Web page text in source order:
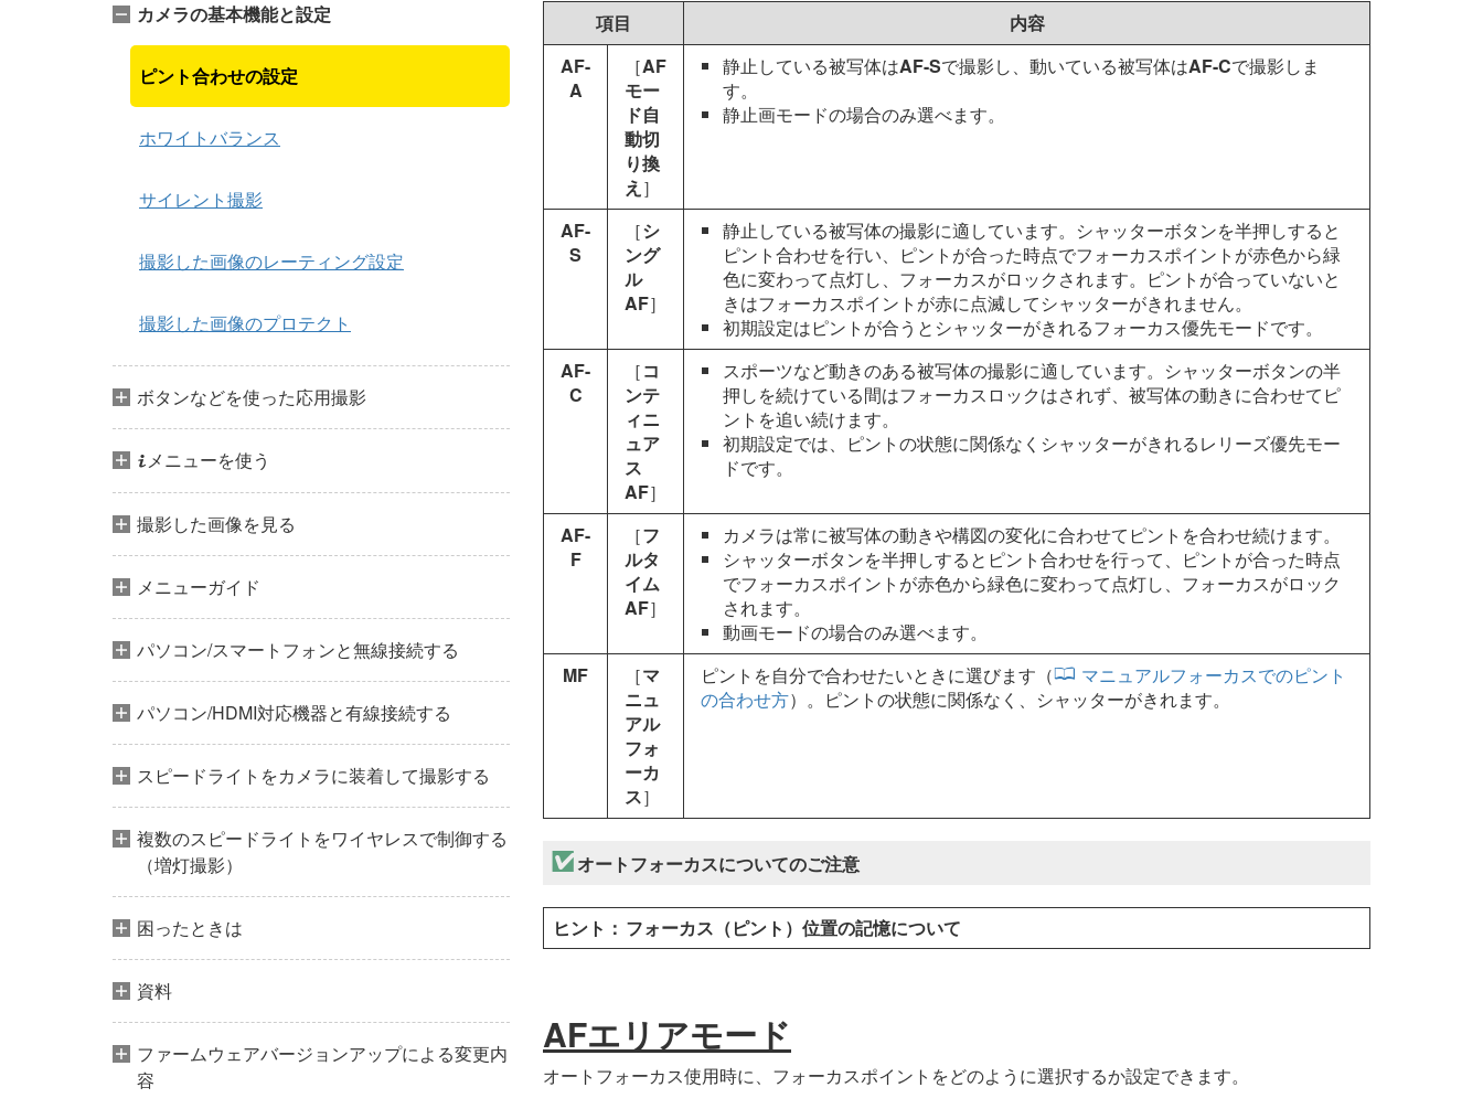
カメラの基本機能と設定
ピント合わせの設定
ホワイトバランス
サイレント撮影
撮影した画像のレーティング設定
撮影した画像のプロテクト
ボタンなどを使った応用撮影
i メニューを使う
撮影した画像を見る
メニューガイド
パソコン/スマートフォンと無線接続する
パソコン/HDMI対応機器と有線接続する
スピードライトをカメラに装着して撮影する
複数のスピードライトをワイヤレスで制御する
（増灯撮影）
困ったときは
資料
ファームウェアバージョンアップによる変更内
容
項目
内容
AF-
A
［AF
モー
ド自
動切
り換
え ］
静止している被写体はAF-Sで撮影し、動いている被写体はAF-Cで撮影しま
す。
静止画モードの場合のみ選べます。
AF-
S
［シ
ング
ル
AF］
静止している被写体の撮影に適しています。シャッターボタンを半押しすると
ピント合わせを行い、ピントが合った時点でフォーカスポイントが赤色から緑
色に変わって点灯し、フォーカスがロックされます。ピントが合っていないと
きはフォーカスポイントが赤に点滅してシャッターがきれません。
初期設定はピントが合うとシャッターがきれるフォーカス優先モードです。
AF-
C
［コ
ンテ
ィニ
ュア
ス
AF］
スポーツなど動きのある被写体の撮影に適しています。シャッターボタンの半
押しを続けている間はフォーカスロックはされず、被写体の動きに合わせてピ
ントを追い続けます。
初期設定では、ピントの状態に関係なくシャッターがきれるレリーズ優先モー
ドです。
AF-
F
［フ
ルタ
イム
AF］
カメラは常に被写体の動きや構図の変化に合わせてピントを合わせ続けます。
シャッターボタンを半押しするとピント合わせを行って、ピントが合った時点
でフォーカスポイントが赤色から緑色に変わって点灯し、フォーカスがロック
されます。
動画モードの場合のみ選べます。
MF
［マ
ニュ
アル
フォ
ーカ
ス］
ピントを自分で合わせたいときに選びます（
マニュアルフォーカスでのピント
の合わせ方）。ピントの状態に関係なく、シャッターがきれます。
オートフォーカスについてのご注意
フォーカス（ピント）位置の記憶について
AFエリアモード
オートフォーカス使用時に、フォーカスポイントをどのように選択するか設定できます。